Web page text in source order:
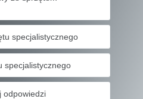
specjalistycznego
specjalistycznego
odpowiedzi